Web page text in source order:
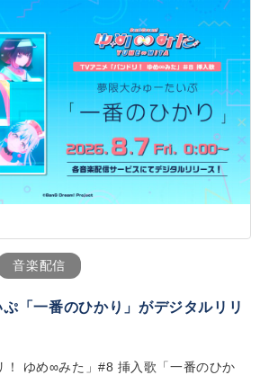
音楽配信
「一番のひかり」がデジタルリリ
！ ゆめ∞みた」#8 挿入歌「一番のひか